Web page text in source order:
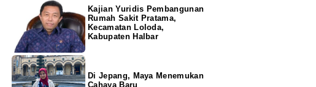
Kajian Yuridis Pembangunan
Rumah Sakit Pratama,
Kecamatan Loloda,
Kabupaten Halbar
Di Jepang, Maya Menemukan
Cahaya Baru